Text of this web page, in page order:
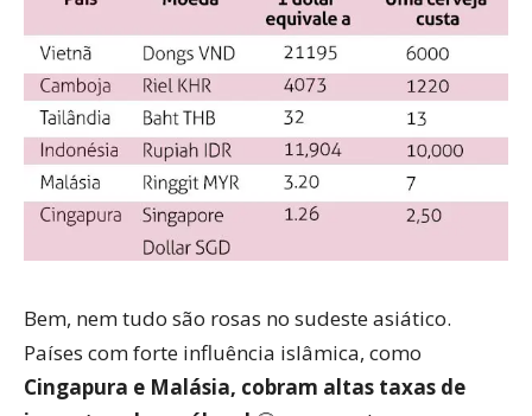
Bem, nem tudo são rosas no sudeste asiático.
Países com forte influência islâmica, como
Cingapura e Malásia, cobram altas taxas de